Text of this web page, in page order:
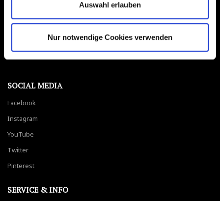
Auswahl erlauben
Nur notwendige Cookies verwenden
*Alle Preise inkl. gesetzl. MwSt., zzgl.Versandkosten
SOCIAL MEDIA
Facebook
Instagram
YouTube
Twitter
Pinterest
SERVICE & INFO